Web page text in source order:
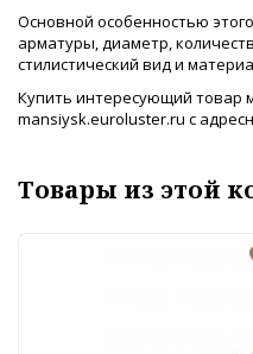
Основной особенностью
арматуры, диаметр,
стилистический вид и
Купить интересующий товар
mansiysk.euroluster.ru с
Товары из этой